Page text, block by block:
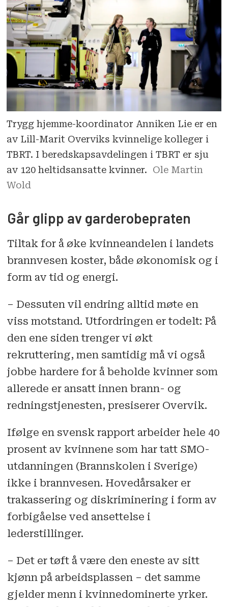
Trygg hjemme-koordinator Anniken Lie er en
av Lill-Marit Overviks kvinnelige kolleger i
TBRT. I beredskapsavdelingen i TBRT er sju
av 120 heltidsansatte kvinner.
Ole Martin
Wold
Går glipp av garderobepraten
Tiltak for å øke kvinneandelen i landets
brannvesen koster, både økonomisk og i
form av tid og energi.
– Dessuten vil endring alltid møte en
viss motstand. Utfordringen er todelt: På
den ene siden trenger vi økt
rekruttering, men samtidig må vi også
jobbe hardere for å beholde kvinner som
allerede er ansatt innen brann- og
rednings­tjenesten, presiserer Overvik.
Ifølge en svensk rapport arbeider hele 40
prosent av kvinnene som har tatt SMO-
utdanningen (Brannskolen i Sverige)
ikke i brannvesen. Hovedårsaker er
trakassering og diskriminering i form av
forbigåelse ved ansettelse i
lederstillinger.
– Det er tøft å være den eneste av sitt
kjønn på arbeidsplassen – det samme
gjelder menn i kvinnedominerte yrker.